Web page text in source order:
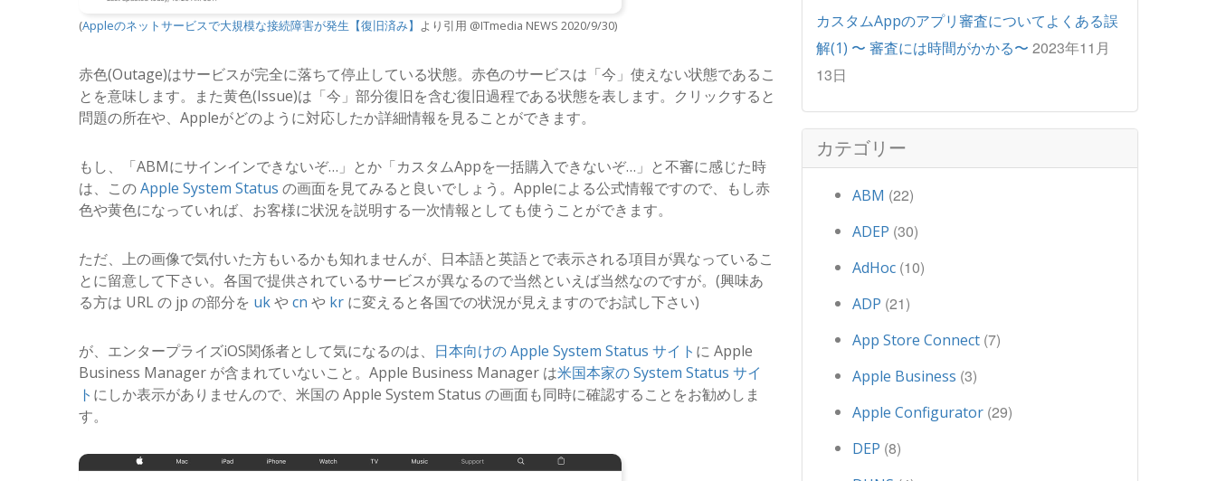
(Appleのネットサービスで大規模な接続障害が発生【復旧済み】 より引用 @ITmedia NEWS 2020/9/30)
赤色(Outage)はサービスが完全に落ちて停止している状態。赤色のサービスは「今」使えない状態であるこ
とを意味します。また黄色(Issue)は「今」部分復旧を含む復旧過程である状態を表します。クリックすると
問題の所在や、Appleがどのように対応したか詳細情報を見ることができます。
もし、「ABMにサインインできないぞ…」とか「カスタムAppを一括購入できないぞ…」と不審に感じた時
は、このApple System Status の画面を見てみると良いでしょう。Appleによる公式情報ですので、もし赤
色や黄色になっていれば、お客様に状況を説明する一次情報としても使うことができます。
ただ、上の画像で気付いた方もいるかも知れませんが、日本語と英語とで表示される項目が異なっているこ
とに留意して下さい。各国で提供されているサービスが異なるので当然といえば当然なのですが。(興味あ
る方は URL の jp の部分を ukやcn や kr に変えると各国での状況が見えますのでお試し下さい)
が、エンタープライズiOS関係者として気になるのは、 日本向けの Apple System Status サイト に Apple
Business Manager が含まれていないこと。Apple Business Manager は米国本家の System Status サイ
ト にしか表示がありませんので、米国の Apple System Status の画面も同時に確認することをお勧めしま
す。
カスタムAppのアプリ審査についてよくある誤
解(1) 〜 審査には時間がかかる〜 2023年11月
13日
カテゴリー
ABM (22)
ADEP (30)
AdHoc (10)
ADP (21)
App Store Connect (7)
Apple Business (3)
Apple Configurator (29)
DEP (8)